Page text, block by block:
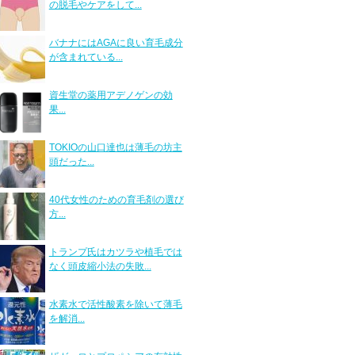
の脱毛やケアをして...
バナナにはAGAに良い育毛成分
が含まれている...
資生堂の薬用アデノゲンの効
果...
TOKIOの山口達也は薄毛の坊主
頭だった...
40代女性のための育毛剤の選び
方...
トランプ氏はカツラや植毛では
なく頭皮縮小法の失敗...
水素水で活性酸素を除いて薄毛
を解消...